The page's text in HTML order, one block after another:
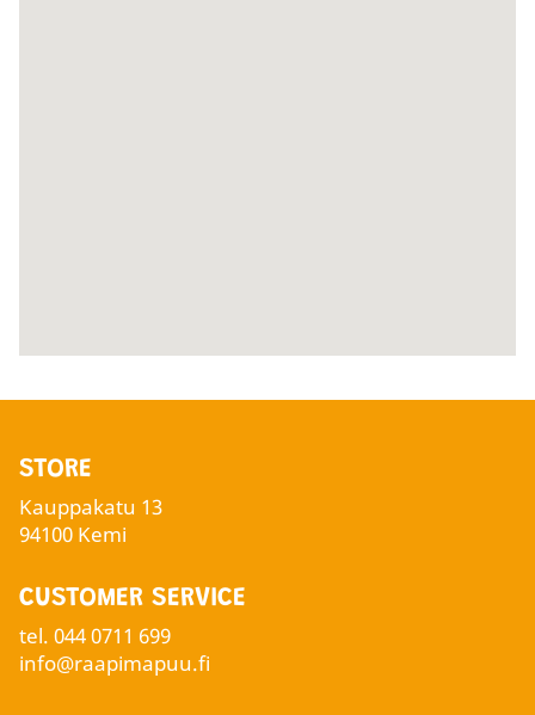
STORE
Kauppakatu 13
94100 Kemi
CUSTOMER SERVICE
tel. 044 0711 699
info@raapimapuu.fi